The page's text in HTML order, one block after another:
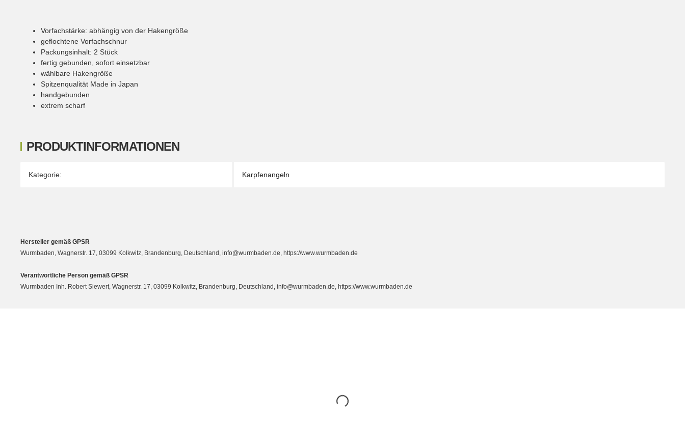
PRODUKTINFORMATIONEN
Produkteigenschaft
Wert
Kategorie: Karpfenangeln
Vorfachstärke: abhängig von der Hakengröße
geflochtene Vorfachschnur
Packungsinhalt: 2 Stück
fertig gebunden, sofort einsetzbar
wählbare Hakengröße
Spitzenqualität Made in Japan
handgebunden
extrem scharf
Hersteller gemäß GPSR
Wurmbaden, Wagnerstr. 17, 03099 Kolkwitz, Brandenburg, Deutschland, info@wurmbaden.de, https://www.wurmbaden.de
Verantwortliche Person gemäß GPSR
Wurmbaden Inh. Robert Siewert, Wagnerstr. 17, 03099 Kolkwitz, Brandenburg, Deutschland, info@wurmbaden.de, https://www.wurmbaden.de